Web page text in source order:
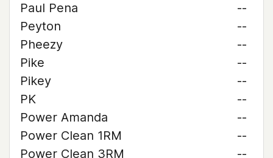
Paul Pena
--
Peyton
--
Pheezy
--
Pike
--
Pikey
--
PK
--
Power Amanda
--
Power Clean 1RM
--
Power Clean 3RM
--